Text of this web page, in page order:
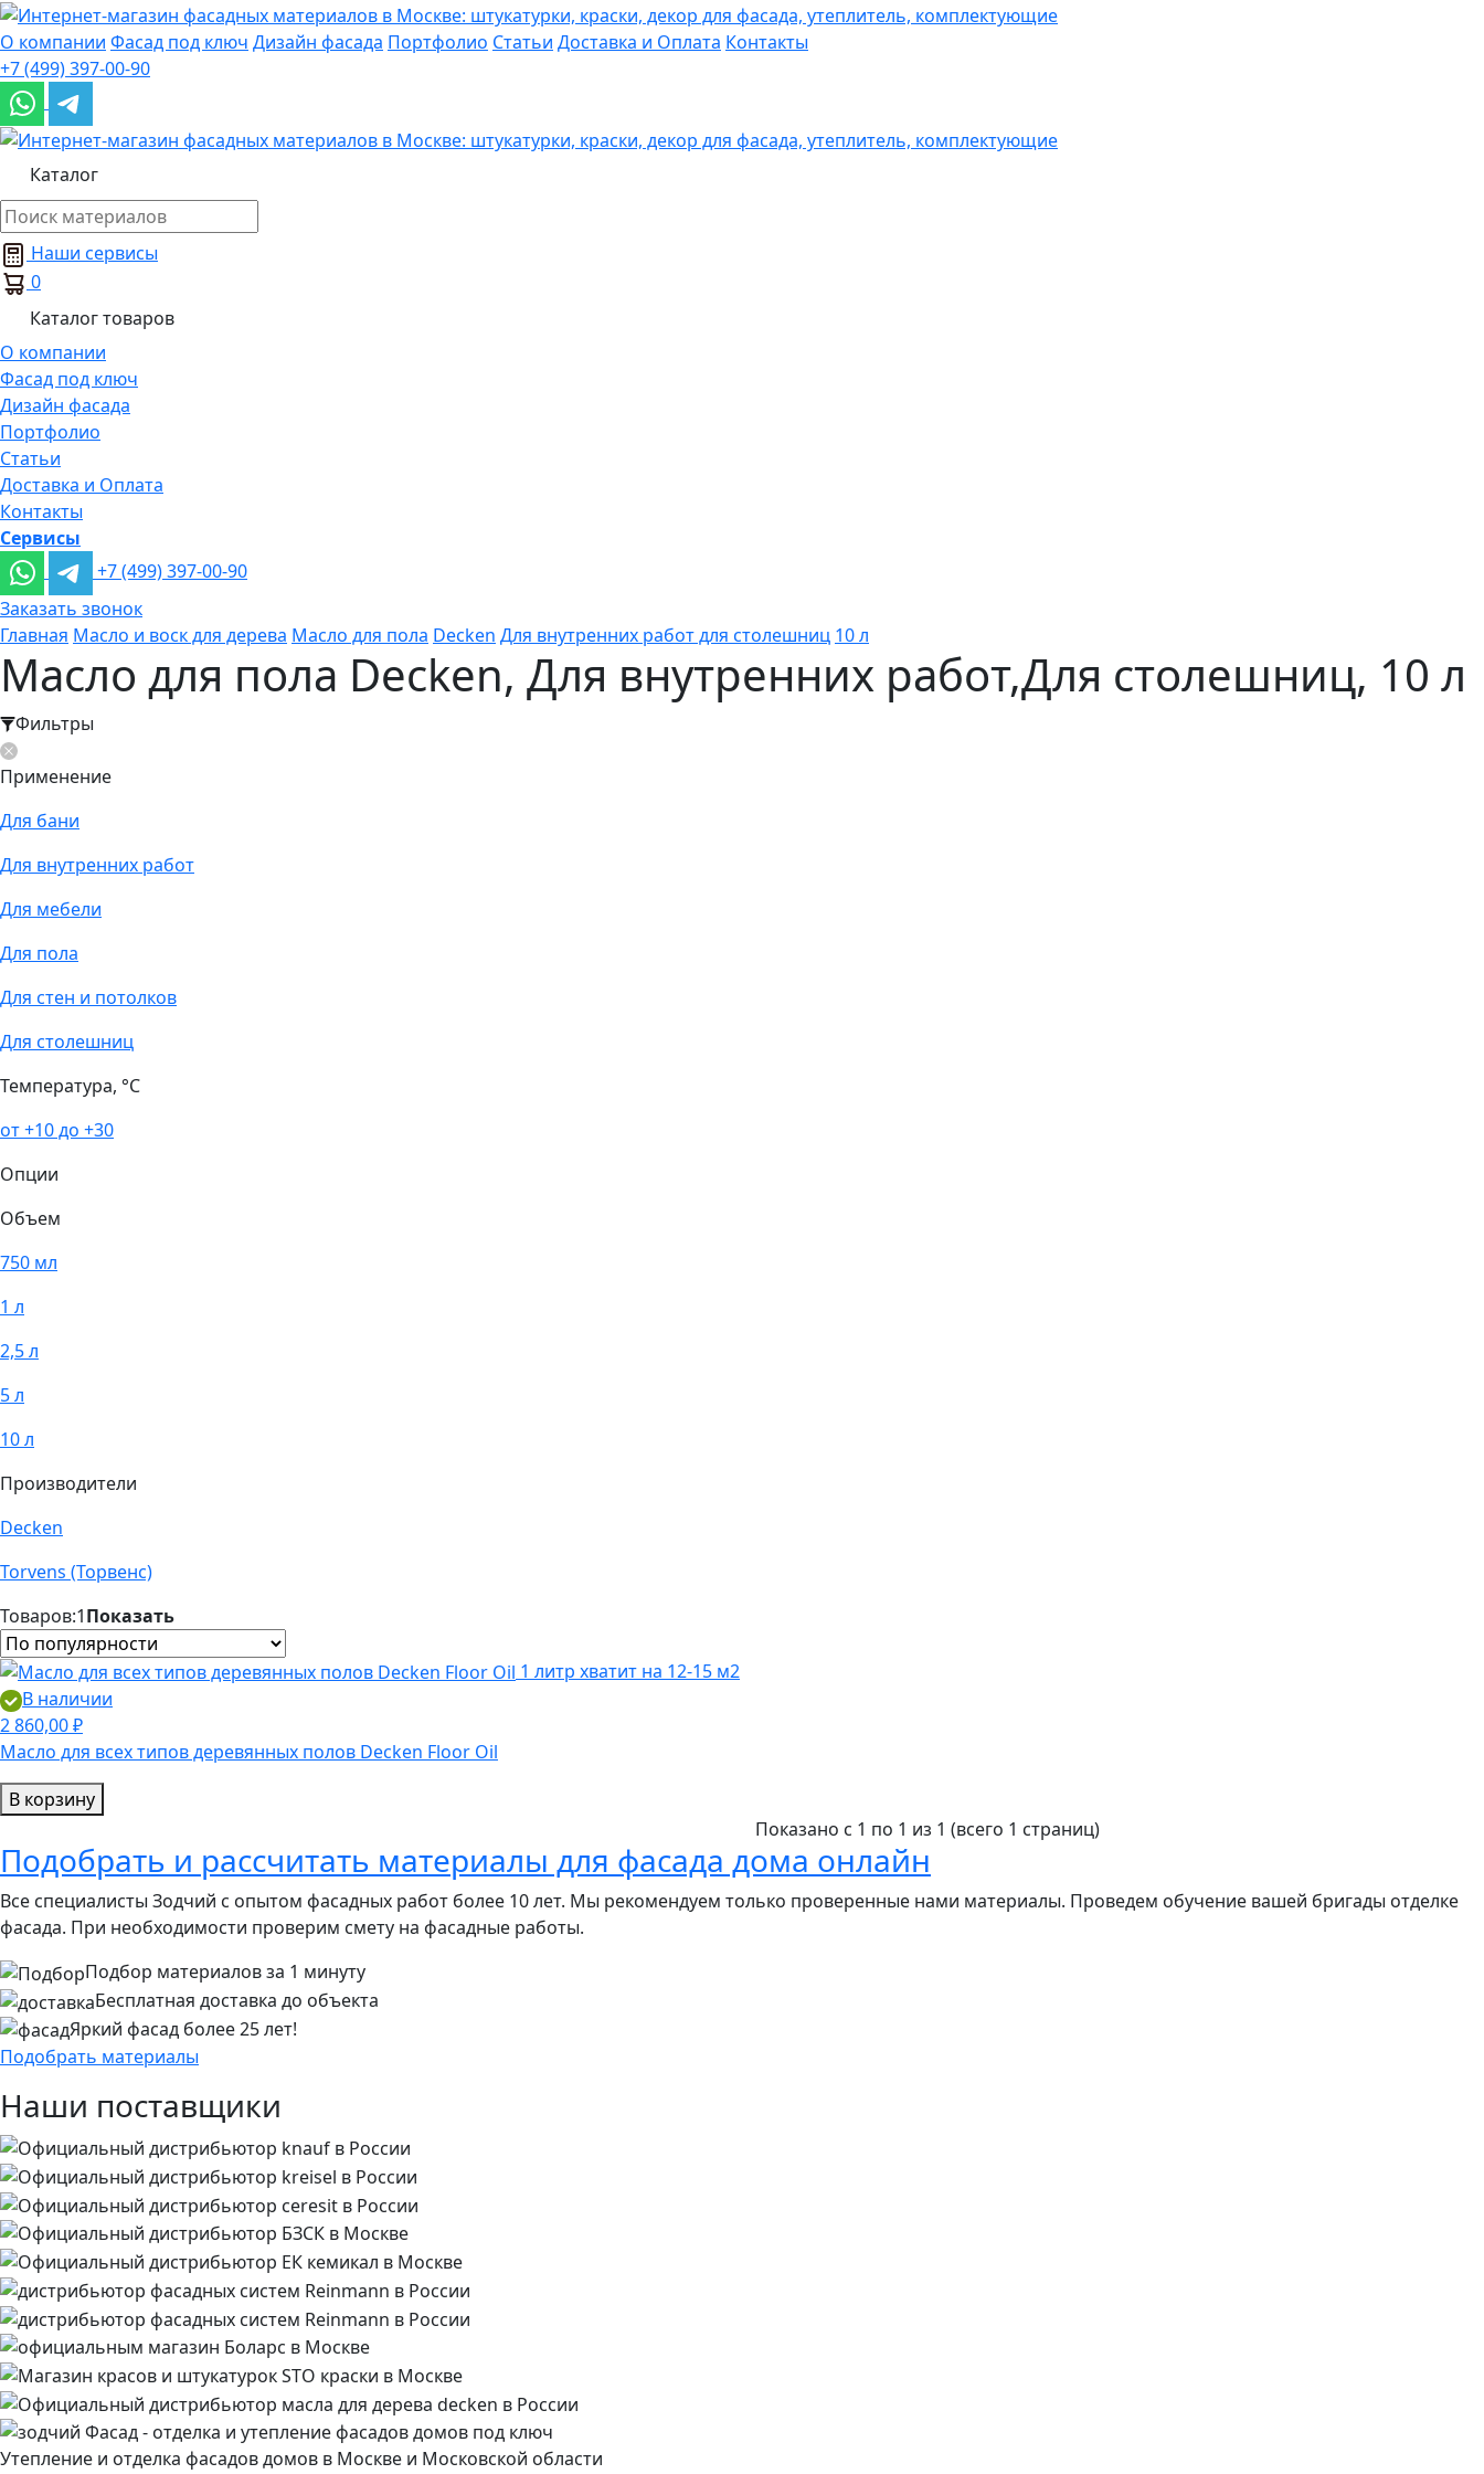
О компании Фасад под ключ Дизайн фасада Портфолио Статьи Доставка и Оплата Контакты
+7 (499) 397-00-90
Каталог
Наши сервисы
0
Каталог товаров
О компании
Фасад под ключ
Дизайн фасада
Портфолио
Статьи
Доставка и Оплата
Контакты
Сервисы
+7 (499) 397-00-90
Заказать звонок
Главная Масло и воск для дерева Масло для пола Decken Для внутренних работ для столешниц 10 л
Масло для пола Decken, Для внутренних работ,Для столешниц, 10 л
Фильтры
Применение
Для бани
Для внутренних работ
Для мебели
Для пола
Для стен и потолков
Для столешниц
Температура, °С
от +10 до +30
Опции
Объем
750 мл
1 л
2,5 л
5 л
10 л
Производители
Decken
Torvens (Торвенс)
Товаров:1Показать
1 литр хватит на 12-15 м2
В наличии
2 860,00 ₽
Масло для всех типов деревянных полов Decken Floor Oil
В корзину
Показано с 1 по 1 из 1 (всего 1 страниц)
Подобрать и рассчитать материалы для фасада дома онлайн
Все специалисты Зодчий с опытом фасадных работ более 10 лет. Мы рекомендуем только проверенные нами материалы. Проведем обучение вашей бригады отделке
фасада. При необходимости проверим смету на фасадные работы.
Подбор материалов за 1 минуту
Бесплатная доставка до объекта
Яркий фасад более 25 лет!
Подобрать материалы
Наши поставщики
Утепление и отделка фасадов домов в Москве и Московской области